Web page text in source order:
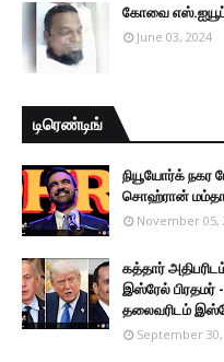
கோவை
June 03, 2024
டிரெண்டிங்
நியூயோர்க் நகர
சொஹ்ரான்
November 05,
கத்தார்
இஸ்ரேல் பிரதமர்
தலைவரிடம்
September 30,